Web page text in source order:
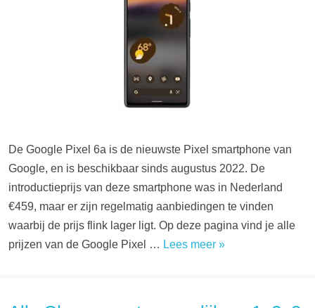
De Google Pixel 6a is de nieuwste Pixel smartphone van
Google, en is beschikbaar sinds augustus 2022. De
introductieprijs van deze smartphone was in Nederland
€459, maar er zijn regelmatig aanbiedingen te vinden
waarbij de prijs flink lager ligt. Op deze pagina vind je alle
prijzen van de Google Pixel … Lees meer »